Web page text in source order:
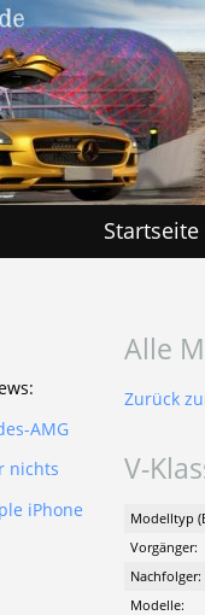
Startseite
AMG
nichts
iPhone
Alle
Zurück
V-
Modelltyp
Vorgänger:
Nachfolger:
Modelle: